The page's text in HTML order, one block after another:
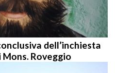
dell’inchiesta
Roveggio